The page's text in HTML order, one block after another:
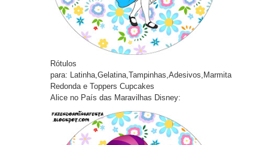
Rótulos
para:
Latinha,Gelatina,Tampinhas,Adesivos,Marmita
Redonda e Toppers Cupcakes
Alice no País das Maravilhas Disney: